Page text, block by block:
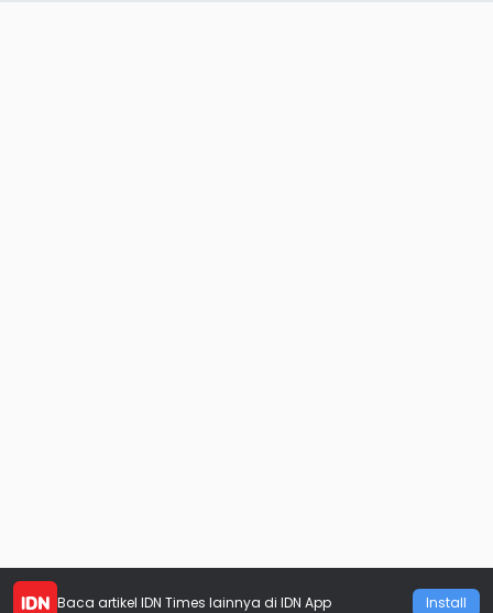
Baca artikel IDN Times lainnya di IDN App Install